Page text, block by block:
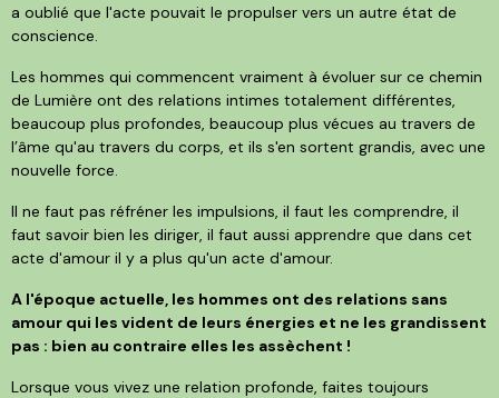
a oublié que l'acte pouvait le propulser vers un autre état de
conscience.
Les hommes qui commencent vraiment à évoluer sur ce chemin
de Lumière ont des relations intimes totalement différentes,
beaucoup plus profondes, beaucoup plus vécues au travers de
l’âme qu'au travers du corps, et ils s'en sortent grandis, avec une
nouvelle force.
Il ne faut pas réfréner les impulsions, il faut les comprendre, il
faut savoir bien les diriger, il faut aussi apprendre que dans cet
acte d'amour il y a plus qu'un acte d'amour.
A l'époque actuelle, les hommes ont des relations sans
amour qui les vident de leurs énergies et ne les grandissent
pas : bien au contraire elles les assèchent !
Lorsque vous vivez une relation profonde, faites toujours